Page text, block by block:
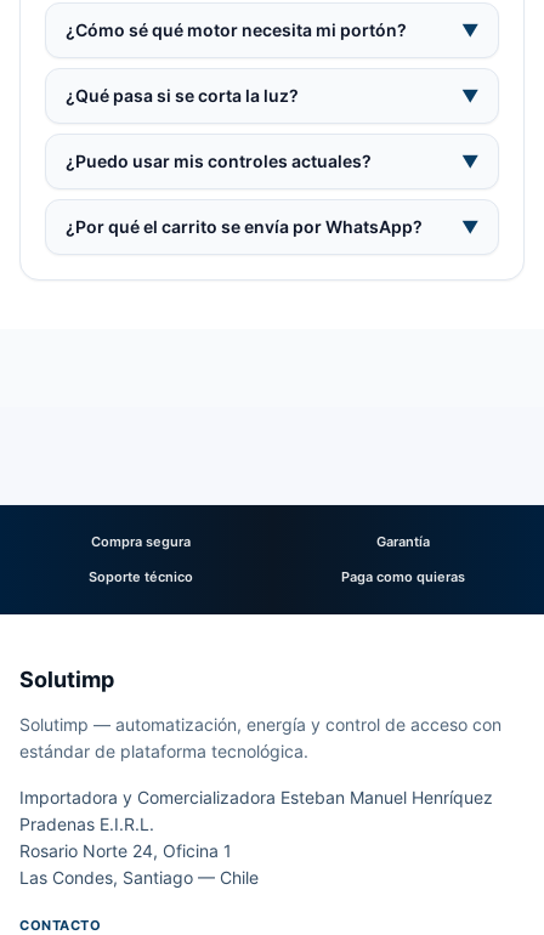
¿Cómo sé qué motor necesita mi portón? ▼
¿Qué pasa si se corta la luz? ▼
¿Puedo usar mis controles actuales? ▼
¿Por qué el carrito se envía por WhatsApp? ▼
Compra segura Garantía
Soporte técnico Paga como quieras
Solutimp
Solutimp — automatización, energía y control de acceso con
estándar de plataforma tecnológica.
Importadora y Comercializadora Esteban Manuel Henríquez
Pradenas E.I.R.L.
Rosario Norte 24, Oficina 1
Las Condes, Santiago — Chile
CONTACTO